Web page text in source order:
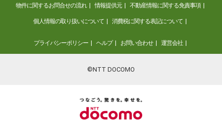
物件に関するお問合せの流れ 情報提供元 不動産情報に関する免責事項
個人情報の取り扱いについて 消費税に関する表記について
プライバシーポリシー ヘルプ お問い合わせ 運営会社
©NTT DOCOMO